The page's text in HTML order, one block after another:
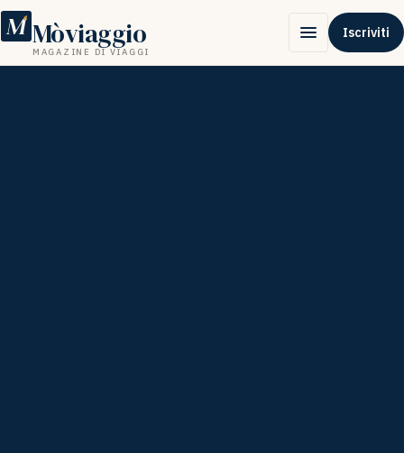
MMòviaggio
MAGAZINE DI VIAGGI
Iscriviti